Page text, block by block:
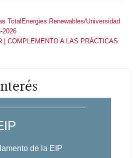
TotalEnergies Renewables/Universidad
2026
| COMPLEMENTO A LAS PRÁCTICAS
de la EIP